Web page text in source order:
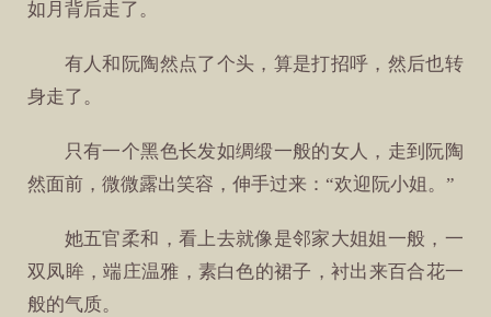
如月背后走了。
有人和阮陶然点了个头，算是打招呼，然后也转
身走了。
只有一个黑色长发如绸缎一般的女人，走到阮陶
然面前，微微露出笑容，伸手过来：“欢迎阮小姐。”
她五官柔和，看上去就像是邻家大姐姐一般，一
双凤眸，端庄温雅，素白色的裙子，衬出来百合花一
般的气质。